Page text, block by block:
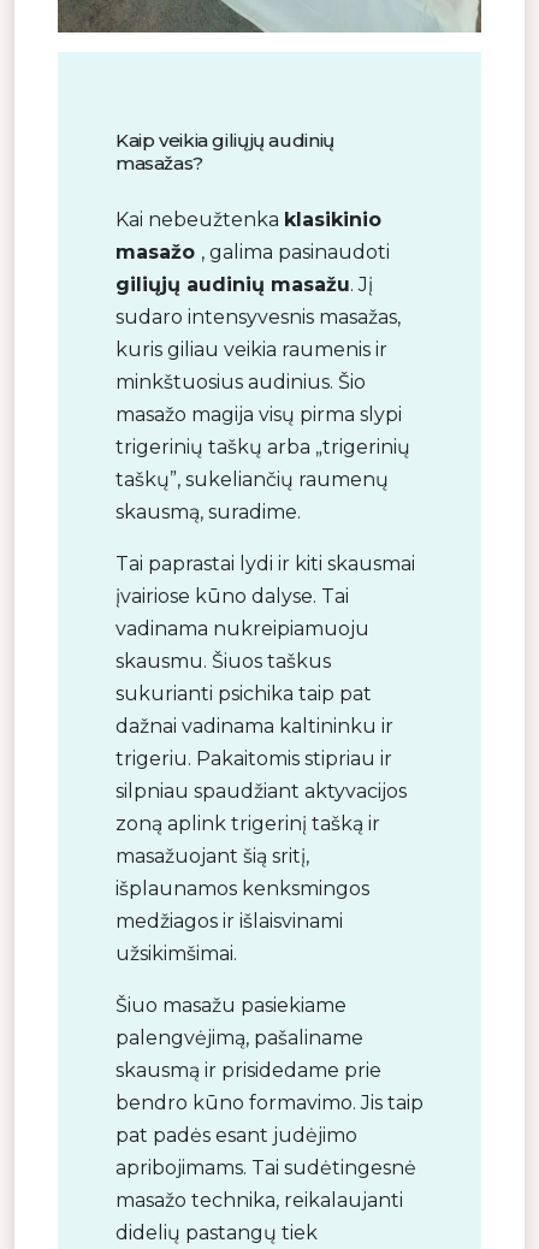
Kaip veikia giliųjų audinių
masažas?
Kai nebeužtenka klasikinio
masažo , galima pasinaudoti
giliųjų audinių masažu. Jį
sudaro intensyvesnis masažas,
kuris giliau veikia raumenis ir
minkštuosius audinius. Šio
masažo magija visų pirma slypi
trigerinių taškų arba „trigerinių
taškų”, sukeliančių raumenų
skausmą, suradime.
Tai paprastai lydi ir kiti skausmai
įvairiose kūno dalyse. Tai
vadinama nukreipiamuoju
skausmu. Šiuos taškus
sukurianti psichika taip pat
dažnai vadinama kaltininku ir
trigeriu. Pakaitomis stipriau ir
silpniau spaudžiant aktyvacijos
zoną aplink trigerinį tašką ir
masažuojant šią sritį,
išplaunamos kenksmingos
medžiagos ir išlaisvinami
užsikimšimai.
Šiuo masažu pasiekiame
palengvėjimą, pašaliname
skausmą ir prisidedame prie
bendro kūno formavimo. Jis taip
pat padės esant judėjimo
apribojimams. Tai sudėtingesnė
masažo technika, reikalaujanti
didelių pastangų tiek